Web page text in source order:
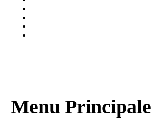
Menu Principale